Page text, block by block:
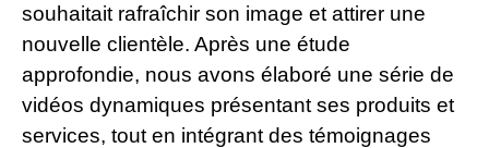
souhaitait rafraîchir son image et attirer une
nouvelle clientèle. Après une étude
approfondie, nous avons élaboré une série de
vidéos dynamiques présentant ses produits et
services, tout en intégrant des témoignages